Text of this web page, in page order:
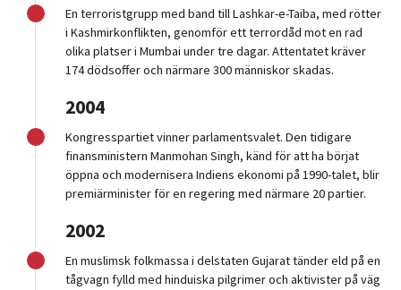
En terroristgrupp med band till Lashkar-e-Taiba, med rötter
i Kashmirkonflikten, genomför ett terrordåd mot en rad
olika platser i Mumbai under tre dagar. Attentatet kräver
174 dödsoffer och närmare 300 människor skadas.
2004
Kongresspartiet vinner parlamentsvalet. Den tidigare
finansministern Manmohan Singh, känd för att ha börjat
öppna och modernisera Indiens ekonomi på 1990-talet, blir
premiärminister för en regering med närmare 20 partier.
2002
En muslimsk folkmassa i delstaten Gujarat tänder eld på en
tågvagn fylld med hinduiska pilgrimer och aktivister på väg